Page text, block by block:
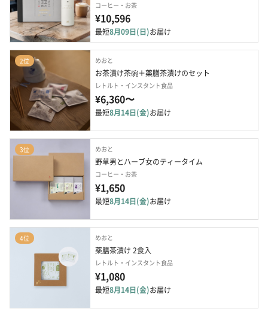
コーヒー・お茶
¥10,596
最短8月09日(日)お届け
2位 めおと
お茶漬け茶碗＋薬膳茶漬けのセット
レトルト・インスタント食品
¥6,360〜
最短8月14日(金)お届け
3位 めおと
野草男とハーブ女のティータイム
コーヒー・お茶
¥1,650
最短8月14日(金)お届け
4位 めおと
薬膳茶漬け 2食入
レトルト・インスタント食品
¥1,080
最短8月14日(金)お届け